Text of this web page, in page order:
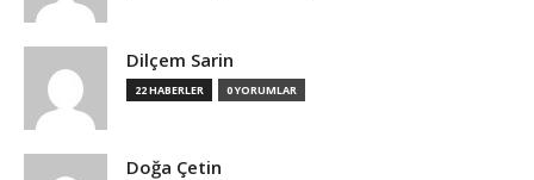
Dilçem Sarin
22 HABERLER 0 YORUMLAR
Doğa Çetin